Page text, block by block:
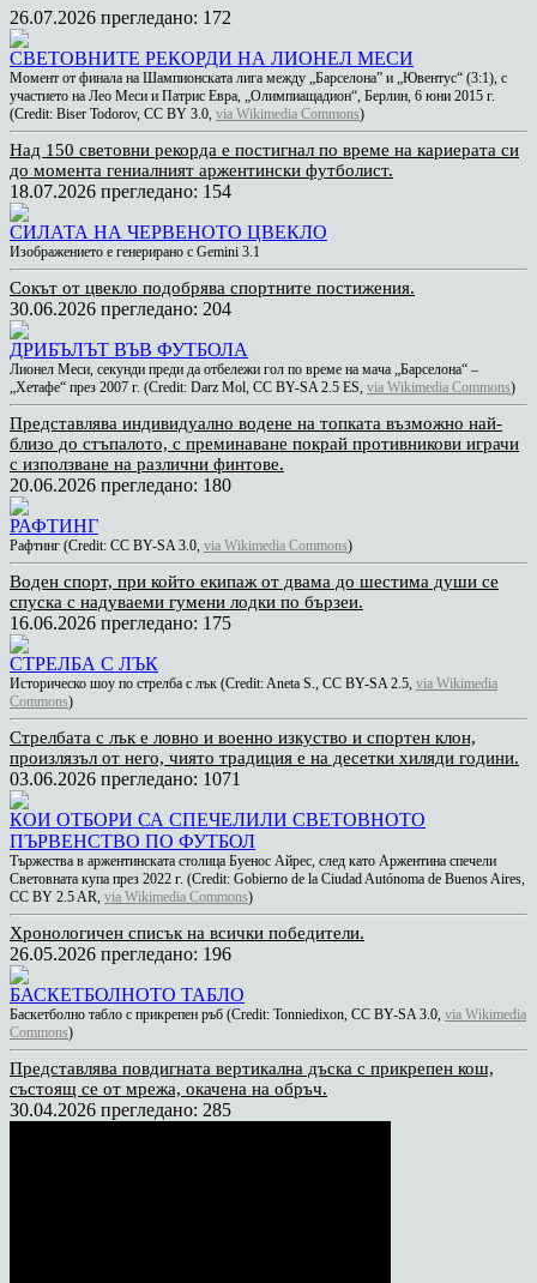
26.07.2026 прегледано: 172
СВЕТОВНИТЕ РЕКОРДИ НА ЛИОНЕЛ МЕСИ
Момент от финала на Шампионската лига между „Барселона” и „Ювентус“ (3:1), с
участието на Лео Меси и Патрис Евра, „Олимпиащадион“, Берлин, 6 юни 2015 г.
(Credit: Biser Todorov, CC BY 3.0, via Wikimedia Commons)
Над 150 световни рекорда е постигнал по време на кариерата си
до момента гениалният аржентински футболист.
18.07.2026 прегледано: 154
СИЛАТА НА ЧЕРВЕНОТО ЦВЕКЛО
Изображението е генерирано с Gemini 3.1
Сокът от цвекло подобрява спортните постижения.
30.06.2026 прегледано: 204
ДРИБЪЛЪТ ВЪВ ФУТБОЛА
Лионел Меси, секунди преди да отбележи гол по време на мача „Барселона“ –
„Хетафе“ през 2007 г. (Credit: Darz Mol, CC BY-SA 2.5 ES, via Wikimedia Commons)
Представлява индивидуално водене на топката възможно най-
близо до стъпалото, с преминаване покрай противникови играчи
с използване на различни финтове.
20.06.2026 прегледано: 180
РАФТИНГ
Рафтинг (Credit: CC BY-SA 3.0, via Wikimedia Commons)
Воден спорт, при който екипаж от двама до шестима души се
спуска с надуваеми гумени лодки по бързеи.
16.06.2026 прегледано: 175
СТРЕЛБА С ЛЪК
Историческо шоу по стрелба с лък (Credit: Aneta S., CC BY-SA 2.5, via Wikimedia
Commons)
Стрелбата с лък е ловно и военно изкуство и спортен клон,
произлязъл от него, чиято традиция е на десетки хиляди години.
03.06.2026 прегледано: 1071
КОИ ОТБОРИ СА СПЕЧЕЛИЛИ СВЕТОВНОТО
ПЪРВЕНСТВО ПО ФУТБОЛ
Тържества в аржентинската столица Буенос Айрес, след като Аржентина спечели
Световната купа през 2022 г. (Credit: Gobierno de la Ciudad Autónoma de Buenos Aires,
CC BY 2.5 AR, via Wikimedia Commons)
Хронологичен списък на всички победители.
26.05.2026 прегледано: 196
БАСКЕТБОЛНОТО ТАБЛО
Баскетболно табло с прикрепен ръб (Credit: Tonniedixon, CC BY-SA 3.0, via Wikimedia
Commons)
Представлява повдигната вертикална дъска с прикрепен кош,
състоящ се от мрежа, окачена на обръч.
30.04.2026 прегледано: 285